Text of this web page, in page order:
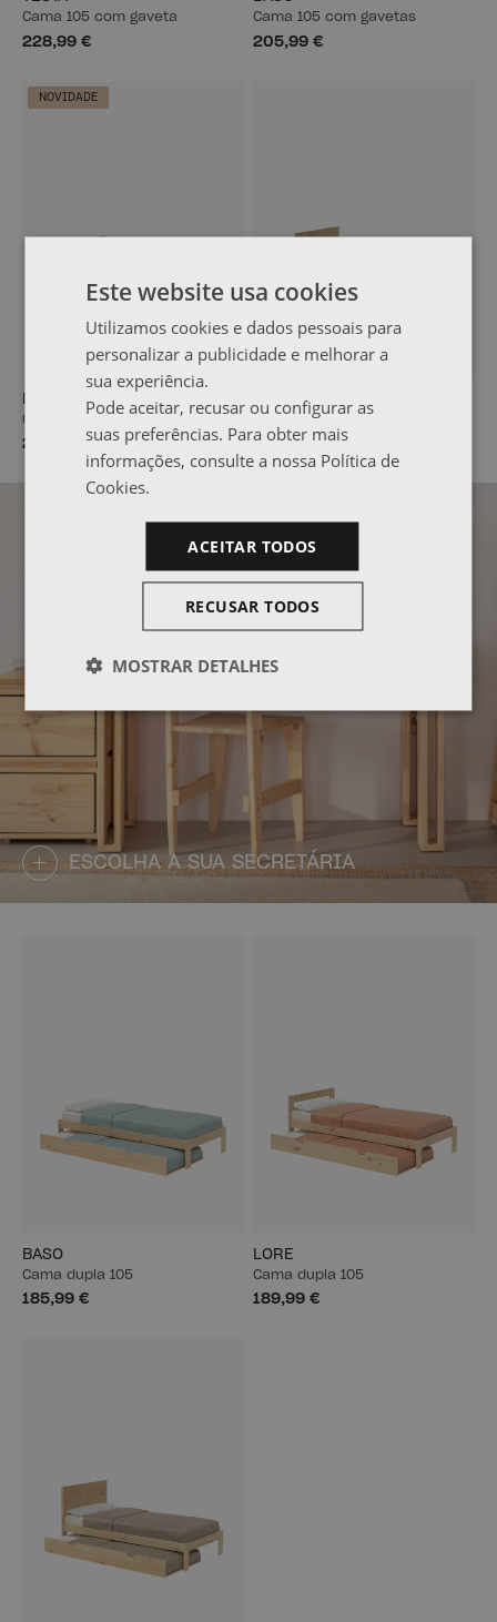
Cama 105 com gaveta
228,99 €
Cama 105 com gavetas
205,99 €
NOVIDADE
Cama 105 com gavetas
209,99 €
Cama 105 com gavetas
228,99 €
ESCOLHA A SUA SECRETÁRIA
BASO
Cama dupla 105
185,99 €
LORE
Cama dupla 105
189,99 €
Este website usa cookies
Utilizamos cookies e dados pessoais para
personalizar a publicidade e melhorar a
sua experiência.
Pode aceitar, recusar ou configurar as
suas preferências. Para obter mais
informações, consulte a nossa Política de
Cookies.
ACEITAR TODOS
RECUSAR TODOS
MOSTRAR DETALHES